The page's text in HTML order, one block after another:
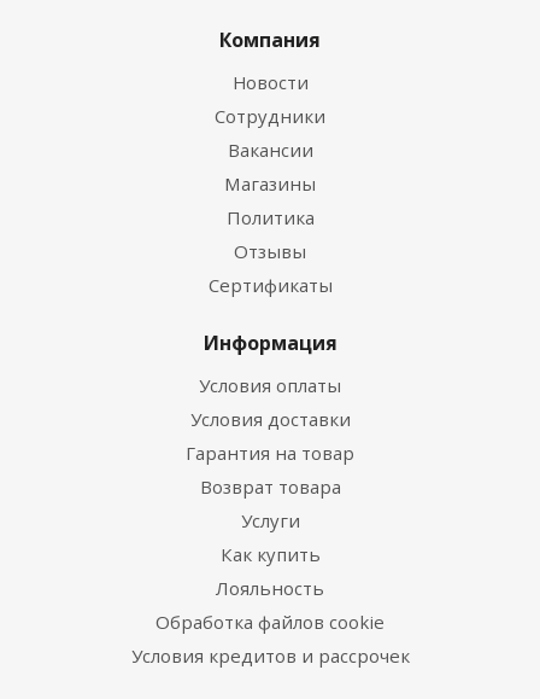
Компания
Новости
Сотрудники
Вакансии
Магазины
Политика
Отзывы
Сертификаты
Информация
Условия оплаты
Условия доставки
Гарантия на товар
Возврат товара
Услуги
Как купить
Лояльность
Обработка файлов cookie
Условия кредитов и рассрочек